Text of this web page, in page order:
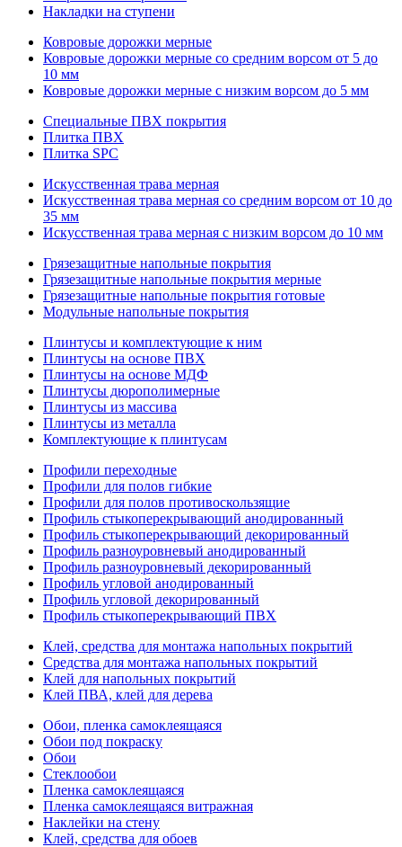
Накладки на ступени
Ковровые дорожки мерные
Ковровые дорожки мерные со средним ворсом от 5 до
10 мм
Ковровые дорожки мерные с низким ворсом до 5 мм
Специальные ПВХ покрытия
Плитка ПВХ
Плитка SPC
Искуccтвенная трава мерная
Искусственная трава мерная со средним ворсом от 10 до
35 мм
Искусственная трава мерная с низким ворсом до 10 мм
Грязезащитные напольные покрытия
Грязезащитные напольные покрытия мерные
Грязезащитные напольные покрытия готовые
Модульные напольные покрытия
Плинтусы и комплектующие к ним
Плинтусы на основе ПВХ
Плинтусы на основе МДФ
Плинтусы дюрополимерные
Плинтусы из массива
Плинтусы из металла
Комплектующие к плинтусам
Профили переходные
Профили для полов гибкие
Профили для полов противоскользящие
Профиль стыкоперекрывающий анодированный
Профиль стыкоперекрывающий декорированный
Профиль разноуровневый анодированный
Профиль разноуровневый декорированный
Профиль угловой анодированный
Профиль угловой декорированный
Профиль стыкоперекрывающий ПВХ
Клей, средства для монтажа напольных покрытий
Средства для монтажа напольных покрытий
Клей для напольных покрытий
Клей ПВА, клей для дерева
Обои, пленка самоклеящаяся
Обои под покраску
Обои
Стеклообои
Пленка самоклеящаяся
Пленка самоклеящаяся витражная
Наклейки на стену
Клей, средства для обоев